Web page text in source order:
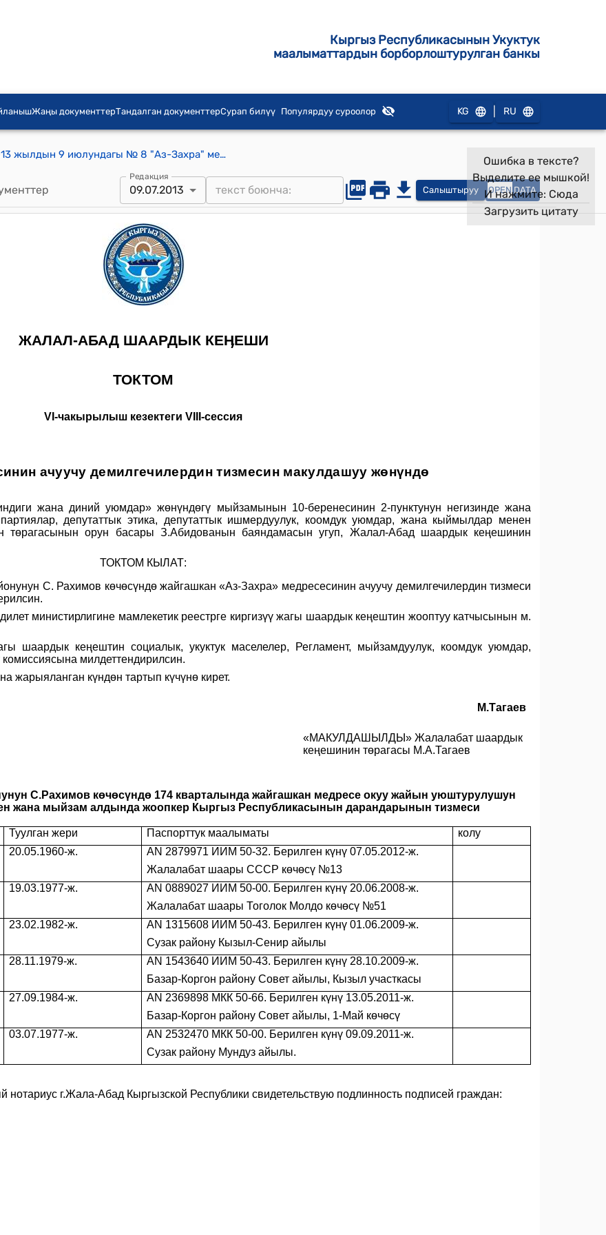
Кыргыз Республикасынын Укуктук
маалыматтардын борборлоштурулган банкы
Жаңы документтерТандалган документтерСурап билүү Популярдуу суроолор KG RU
Жалал-Абад шаардык кеңешинин 2013 жылдын 9 июлундагы № 8 "Аз-Захра" медресесинин ачуучу демилгечилердин тизмесин макулдашуу жөнүндө" токтому
Редакция
09.07.2013 Салыштыруу OPEN DATA
Ошибка в тексте?
Выделите ее мышкой!
И нажмите: Сюда
Загрузить цитату